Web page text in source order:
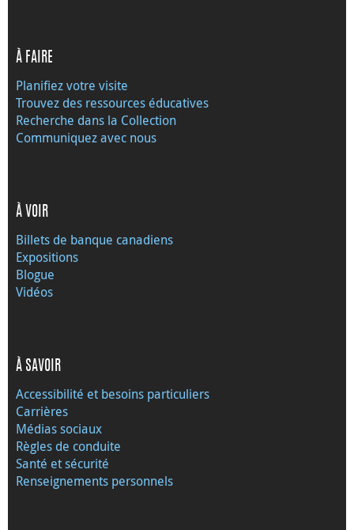
À FAIRE
Planifiez votre visite
Trouvez des ressources éducatives
Recherche dans la Collection
Communiquez avec nous
À VOIR
Billets de banque canadiens
Expositions
Blogue
Vidéos
À SAVOIR
Accessibilité et besoins particuliers
Carrières
Médias sociaux
Règles de conduite
Santé et sécurité
Renseignements personnels